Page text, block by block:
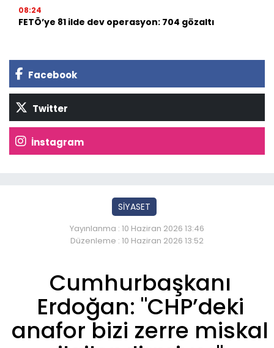
08:24
FETÖ’ye 81 ilde dev operasyon: 704 gözaltı
Facebook
Twitter
İnstagram
SİYASET
Yayınlanma : 10 Haziran 2026 13:46
Düzenleme : 10 Haziran 2026 13:52
Cumhurbaşkanı
Erdoğan: "CHP’deki
anafor bizi zerre miskal